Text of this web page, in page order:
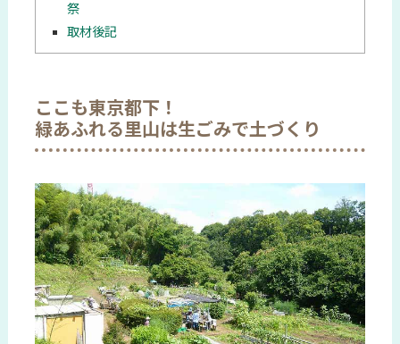
祭
取材後記
ここも東京都下！
緑あふれる里山は生ごみで土づくり